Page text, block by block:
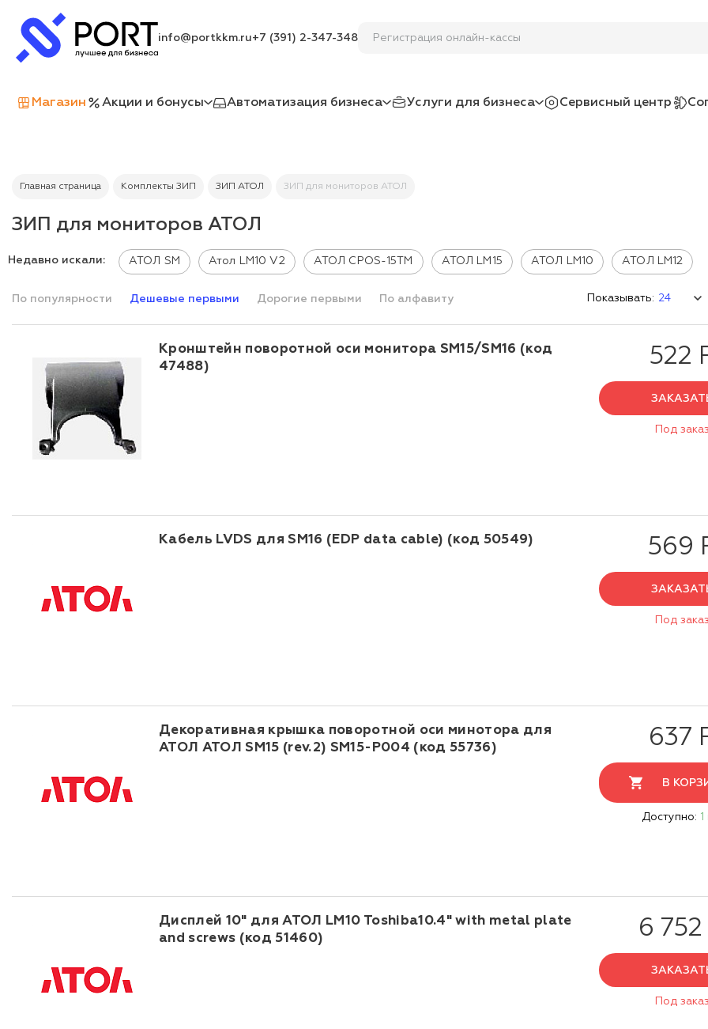
info@portkkm.ru+7 (391) 2-347-348 Регистрация онлайн-кассы по 54 ФЗ
Магазин Акции и бонусы Автоматизация бизнеса Услуги для бизнеса Сервисный центр
Главная страница Комплекты ЗИП ЗИП АТОЛ ЗИП для мониторов АТОЛ
ЗИП для мониторов АТОЛ
Недавно искали: АТОЛ SM Атол LM10 V2 АТОЛ CPOS-15TM АТОЛ LM15 АТОЛ LM10 АТОЛ LM12
По популярности Дешевые первыми Дорогие первыми По алфавиту Показывать:
Кронштейн поворотной оси монитора SM15/SM16 (код
47488)
522
Под заказ
Кабель LVDS для SM16 (EDP data cable) (код 50549) 569
Под заказ
Декоративная крышка поворотной оси минотора для
АТОЛ АТОЛ SM15 (rev.2) SM15-P004 (код 55736)
637
В
Доступно: 1
Дисплей 10" для АТОЛ LM10 Toshiba10.4" with metal plate
and screws (код 51460)
6
Под заказ